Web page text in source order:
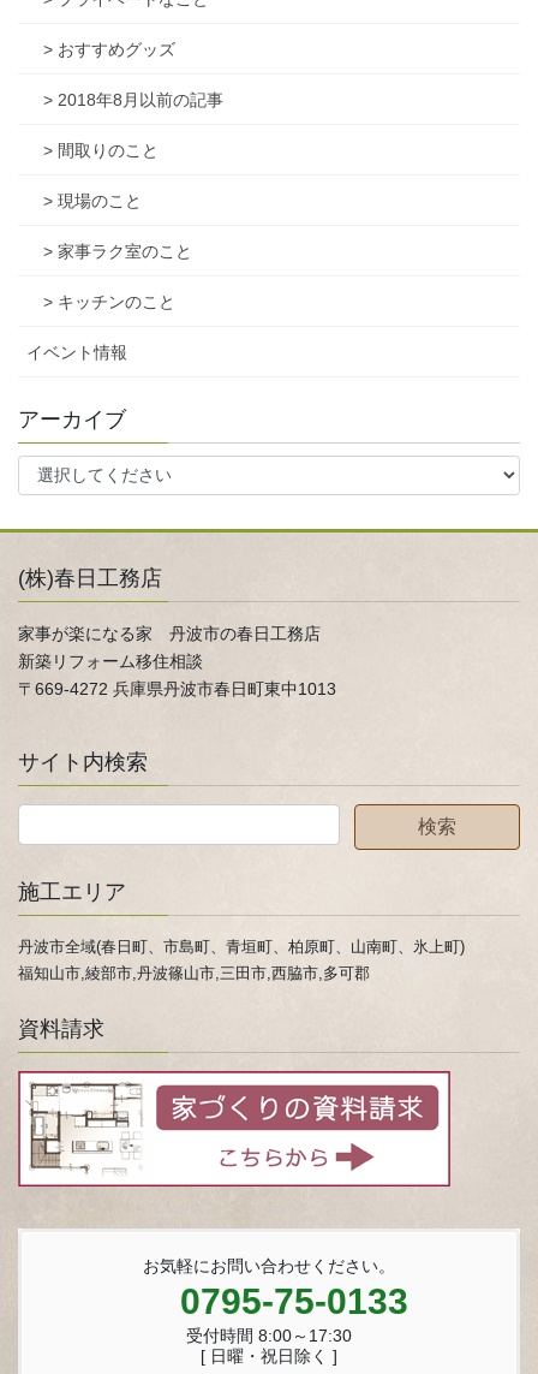
> おすすめグッズ
> 2018年8月以前の記事
> 間取りのこと
> 現場のこと
> 家事ラク室のこと
> キッチンのこと
イベント情報
アーカイブ
(株)春日工務店
家事が楽になる家 丹波市の春日工務店
新築リフォーム移住相談
〒669-4272 兵庫県丹波市春日町東中1013
サイト内検索
施工エリア
丹波市全域(春日町、市島町、青垣町、柏原町、山南町、氷上町)
福知山市,綾部市,丹波篠山市,三田市,西脇市,多可郡
資料請求
お気軽にお問い合わせください。
0795-75-0133
受付時間 8:00～17:30
[ 日曜・祝日除く ]